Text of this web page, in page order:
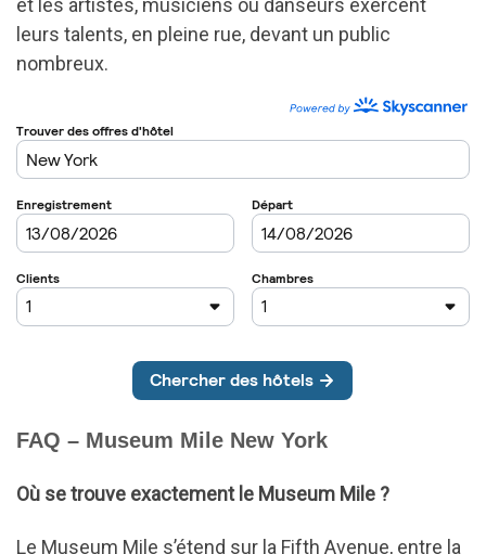
et les artistes, musiciens ou danseurs exercent
leurs talents, en pleine rue, devant un public
nombreux.
FAQ – Museum Mile New York
Où se trouve exactement le Museum Mile ?
Le Museum Mile s’étend sur la Fifth Avenue, entre la